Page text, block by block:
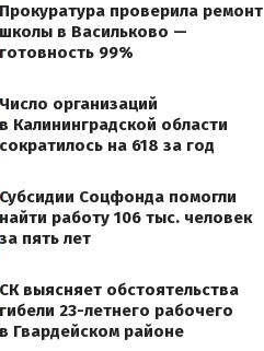
Прокуратура проверила ремонт
школы в Васильково —
готовность 99%
Число организаций
в Калининградской области
сократилось на 618 за год
Субсидии Соцфонда помогли
найти работу 106 тыс. человек
за пять лет
СК выясняет обстоятельства
гибели 23-летнего рабочего
в Гвардейском районе